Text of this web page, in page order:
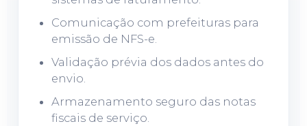
Comunicação com prefeituras para
emissão de NFS-e.
Validação prévia dos dados antes do
envio.
Armazenamento seguro das notas
fiscais de serviço.